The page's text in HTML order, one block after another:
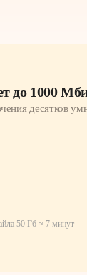
­до 1000
десятков
50 Гб ≈ 7 минут